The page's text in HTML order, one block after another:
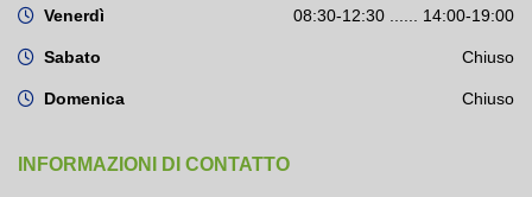
Venerdì 08:30-12:30 ...... 14:00-19:00
Sabato Chiuso
Domenica Chiuso
INFORMAZIONI DI CONTATTO